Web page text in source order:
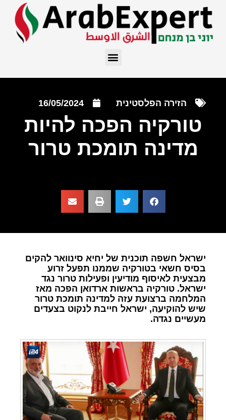
הזירה הפלסטינית 16/05/2024
טורקיה הפכה להיות
מדינה תומכת טרור
ישראל חשפה תוכנית של יחיא סינוואר להקים
בסיס חשאי בטורקיה שממנו תפעל זרוע
מבצעית לאיסוף מודיעין ופעילות טרור נגד
ישראל. טורקיה בראשות ארדואן הפכה מאז
המלחמה ברצועת עזה למדינה תומכת טרור
שיש להוקיעה, ישראל חייבת לנקוט בצעדים
מעשיים נגדה.